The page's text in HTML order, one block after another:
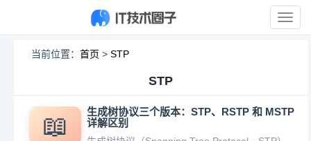
展
开
当前位置： 首页 > STP
STP
📖
生成树协议三个版本：STP、RSTP 和 MSTP
详解区别